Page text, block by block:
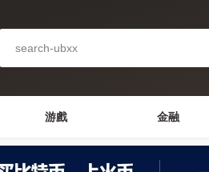
游戲 金融